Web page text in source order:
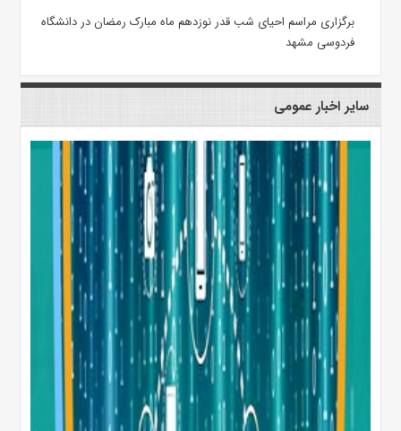
برگزاری مراسم احیای شب قدر نوزدهم ماه مبارک رمضان در دانشگاه
فردوسی مشهد
سایر اخبار عمومی